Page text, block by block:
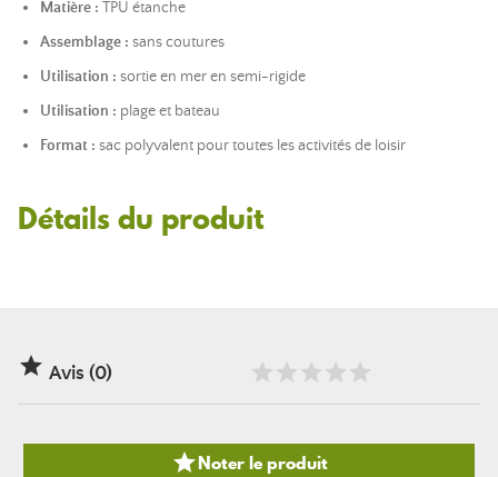
Matière : TPU étanche
Assemblage : sans coutures
Utilisation : sortie en mer en semi-rigide
Utilisation : plage et bateau
Format : sac polyvalent pour toutes les activités de loisir
Détails du produit
 Avis (0)
Noter le produit